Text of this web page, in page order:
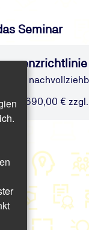
Seminar
und
USt. (690,00 €